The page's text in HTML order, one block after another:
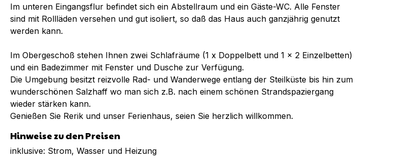
Im unteren Eingangsflur befindet sich ein Abstellraum und ein Gäste-WC. Alle Fenster
sind mit Rollläden versehen und gut isoliert, so daß das Haus auch ganzjährig genutzt
werden kann.
Im Obergeschoß stehen Ihnen zwei Schlafräume (1 x Doppelbett und 1 x 2 Einzelbetten)
und ein Badezimmer mit Fenster und Dusche zur Verfügung.
Die Umgebung besitzt reizvolle Rad- und Wanderwege entlang der Steilküste bis hin zum
wunderschönen Salzhaff wo man sich z.B. nach einem schönen Strandspaziergang
wieder stärken kann.
Genießen Sie Rerik und unser Ferienhaus, seien Sie herzlich willkommen.
Hinweise zu den Preisen
inklusive: Strom, Wasser und Heizung